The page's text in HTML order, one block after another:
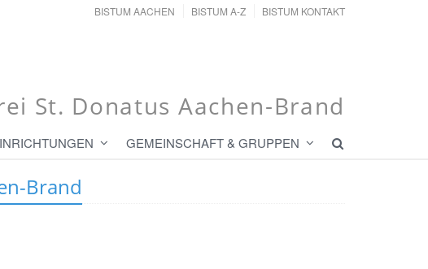
BISTUM AACHEN BISTUM A-Z BISTUM KONTAKT
St. Donatus Aachen-Brand
GEMEINSCHAFT & GRUPPEN
Brand